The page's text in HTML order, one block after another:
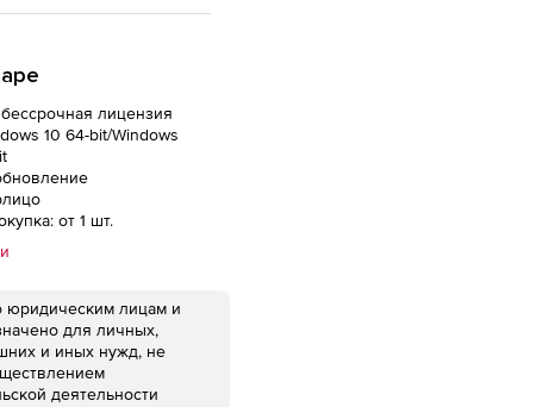
лицензия
10 64-bit/Windows
от 1 шт.
юридическим лицам и
для личных,
и иных нужд, не
деятельности